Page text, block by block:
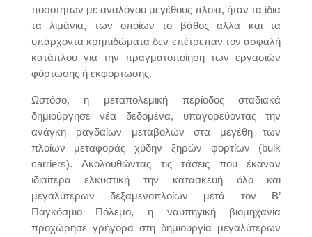
ποσοτήτων με αναλόγου μεγέθους πλοία, ήταν τα ίδια
τα λιμάνια, των οποίων το βάθος αλλά και τα
υπάρχοντα κρηπιδώματα δεν επέτρεπαν τον ασφαλή
κατάπλου για την πραγματοποίηση των εργασιών
φόρτωσης ή εκφόρτωσης.
Ωστόσο, η μεταπολεμική περίοδος σταδιακά
δημιούργησε νέα δεδομένα, υπαγορεύοντας την
ανάγκη ραγδαίων μεταβολών στα μεγέθη των
πλοίων μεταφοράς χύδην ξηρών φορτίων (bulk
carriers). Aκολουθώντας τις τάσεις που έκαναν
ιδιαίτερα ελκυστική την κατασκευή όλο και
μεγαλύτερων δεξαμενοπλοίων μετά τον Β’
Παγκόσμιο Πόλεμο, η ναυπηγική βιομηχανία
προχώρησε γρήγορα στη δημιουργία μεγαλύτερων